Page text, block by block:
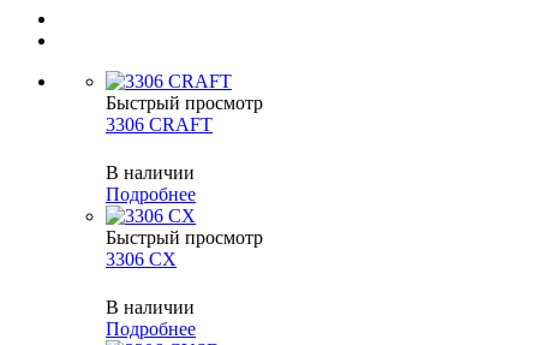
Быстрый просмотр
3306 CRAFT
В наличии
Подробнее
Быстрый просмотр
3306 CX
В наличии
Подробнее